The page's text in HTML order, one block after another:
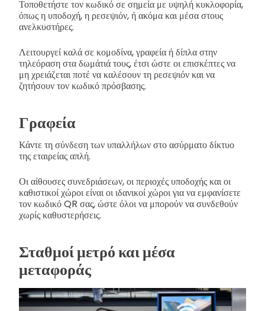
Τοποθετήστε τον κωδικό σε σημεία με υψηλή κυκλοφορία,
όπως η υποδοχή, η ρεσεψιόν, ή ακόμα και μέσα στους
ανελκυστήρες.
Λειτουργεί καλά σε κομοδίνα, γραφεία ή δίπλα στην
τηλεόραση στα δωμάτιά τους, έτσι ώστε οι επισκέπτες να
μη χρειάζεται ποτέ να καλέσουν τη ρεσεψιόν και να
ζητήσουν τον κωδικό πρόσβασης.
Γραφεία
Κάντε τη σύνδεση των υπαλλήλων στο ασύρματο δίκτυο
της εταιρείας απλή.
Οι αίθουσες συνεδριάσεων, οι περιοχές υποδοχής και οι
καθιστικοί χώροι είναι οι ιδανικοί χώροι για να εμφανίσετε
τον κωδικό QR σας, ώστε όλοι να μπορούν να συνδεθούν
χωρίς καθυστερήσεις.
Σταθμοί μετρό και μέσα
μεταφοράς